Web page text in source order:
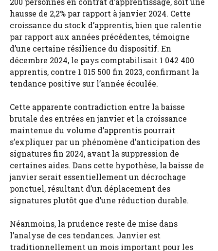
hausse de 2,2% par rapport à janvier 2024. Cette
croissance du stock d’apprentis, bien que ralentie
par rapport aux années précédentes, témoigne
d’une certaine résilience du dispositif. En
décembre 2024, le pays comptabilisait 1 042 400
apprentis, contre 1 015 500 fin 2023, confirmant la
tendance positive sur l’année écoulée.
Cette apparente contradiction entre la baisse
brutale des entrées en janvier et la croissance
maintenue du volume d’apprentis pourrait
s’expliquer par un phénomène d’anticipation des
signatures fin 2024, avant la suppression de
certaines aides. Dans cette hypothèse, la baisse de
janvier serait essentiellement un décrochage
ponctuel, résultant d’un déplacement des
signatures plutôt que d’une réduction durable.
Néanmoins, la prudence reste de mise dans
l’analyse de ces tendances. Janvier est
traditionnellement un mois important pour les